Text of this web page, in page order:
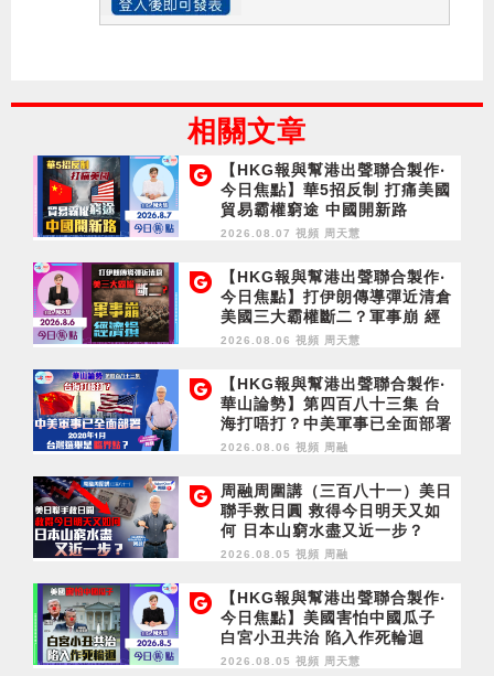
相關文章
【HKG報與幫港出聲聯合製作‧
今日焦點】華5招反制 打痛美國
貿易霸權窮途 中國開新路
2026.08.07 視頻 周天慧
【HKG報與幫港出聲聯合製作‧
今日焦點】打伊朗傳導彈近清倉
美國三大霸權斷二？軍事崩 經
濟損
2026.08.06 視頻 周天慧
【HKG報與幫港出聲聯合製作‧
華山論勢】第四百八十三集 台
海打唔打？中美軍事已全面部署
2028年1月台灣選舉是臨界點？
2026.08.06 視頻 周融
周融周圍講（三百八十一）美日
聯手救日圓 救得今日明天又如
何 日本山窮水盡又近一步？
2026.08.05 視頻 周融
【HKG報與幫港出聲聯合製作‧
今日焦點】美國害怕中國瓜子
白宮小丑共治 陷入作死輪迴
2026.08.05 視頻 周天慧